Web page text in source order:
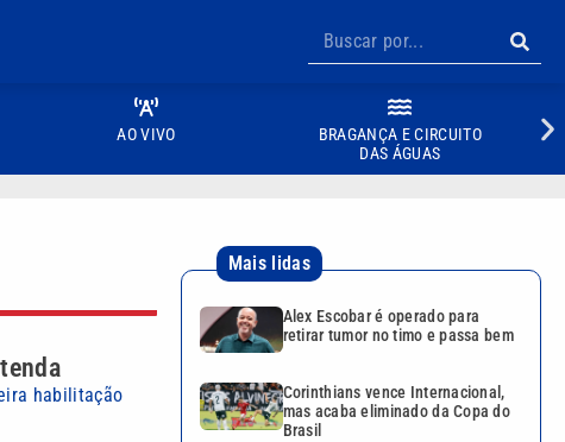
AO VIVO
BRAGANÇA E CIRCUITO
DAS ÁGUAS
habilitação
Mais lidas
Alex Escobar é operado para
retirar tumor no timo e passa bem
Corinthians vence Internacional,
mas acaba eliminado da Copa do
Brasil